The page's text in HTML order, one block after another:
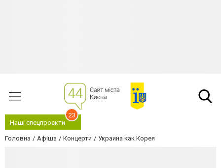
Наші спецпроєкти
23
Головна Афіша Концерти Украина как Корея